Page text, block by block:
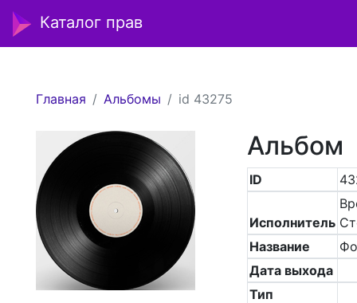
Каталог прав
Главная Альбомы id 43275
Альбом
ID
Исполнитель
Название
Дата выхода
Тип